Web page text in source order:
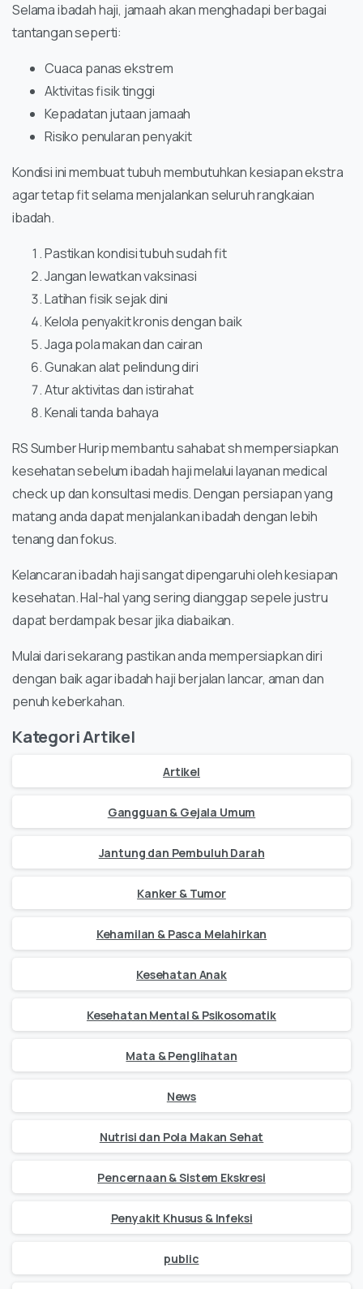
Selama ibadah haji, jamaah akan menghadapi berbagai
tantangan seperti:
Cuaca panas ekstrem
Aktivitas fisik tinggi
Kepadatan jutaan jamaah
Risiko penularan penyakit
Kondisi ini membuat tubuh membutuhkan kesiapan ekstra
agar tetap fit selama menjalankan seluruh rangkaian
ibadah.
Pastikan kondisi tubuh sudah fit
Jangan lewatkan vaksinasi
Latihan fisik sejak dini
Kelola penyakit kronis dengan baik
Jaga pola makan dan cairan
Gunakan alat pelindung diri
Atur aktivitas dan istirahat
Kenali tanda bahaya
RS Sumber Hurip membantu sahabat sh mempersiapkan
kesehatan sebelum ibadah haji melalui layanan medical
check up dan konsultasi medis. Dengan persiapan yang
matang anda dapat menjalankan ibadah dengan lebih
tenang dan fokus.
Kelancaran ibadah haji sangat dipengaruhi oleh kesiapan
kesehatan. Hal-hal yang sering dianggap sepele justru
dapat berdampak besar jika diabaikan.
Mulai dari sekarang pastikan anda mempersiapkan diri
dengan baik agar ibadah haji berjalan lancar, aman dan
penuh keberkahan.
Kategori Artikel
Artikel
Gangguan & Gejala Umum
Jantung dan Pembuluh Darah
Kanker & Tumor
Kehamilan & Pasca Melahirkan
Kesehatan Anak
Kesehatan Mental & Psikosomatik
Mata & Penglihatan
News
Nutrisi dan Pola Makan Sehat
Pencernaan & Sistem Ekskresi
Penyakit Khusus & Infeksi
public